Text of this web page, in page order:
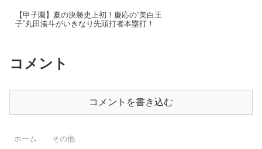
【甲子園】夏の決勝史上初！慶応の“美白王
子”丸田湊斗がいきなり先頭打者本塁打！
コメント
コメントを書き込む
ホーム その他